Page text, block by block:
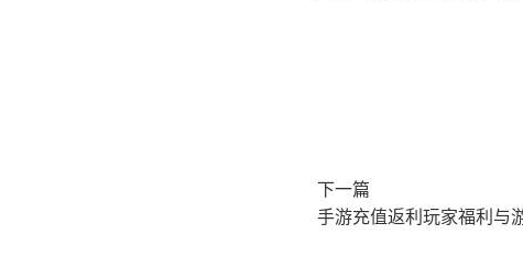
下一篇
手游充值返利玩家福利与